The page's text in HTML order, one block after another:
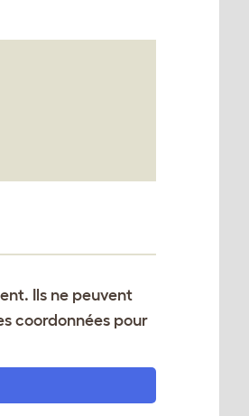
Ils ne peuvent
coordonnées pour